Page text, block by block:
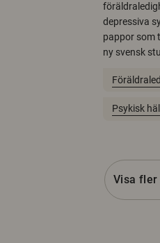
depressiva
pappor som
ny svensk
Psykisk
Visa